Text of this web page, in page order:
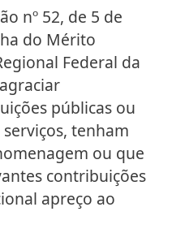
nº 52, de 5 de
do Mérito
Federal da
públicas ou
tenham
ou que
contribuições
apreço ao